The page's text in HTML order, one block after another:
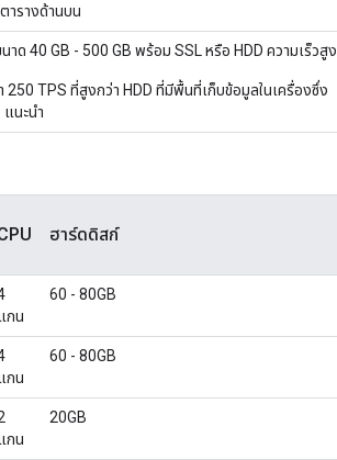
ารางด้านบน
าด 40 GB - 500 GB พร้อม SSL หรือ HDD ความเร็วสูง
250 TPS ที่สูงกว่า HDD ที่มีพื้นที่เก็บข้อมูลในเครื่องซึ่ง
นะนำ
ฮาร์ดดิสก์
กน
60 - 80GB
กน
60 - 80GB
กน
20GB